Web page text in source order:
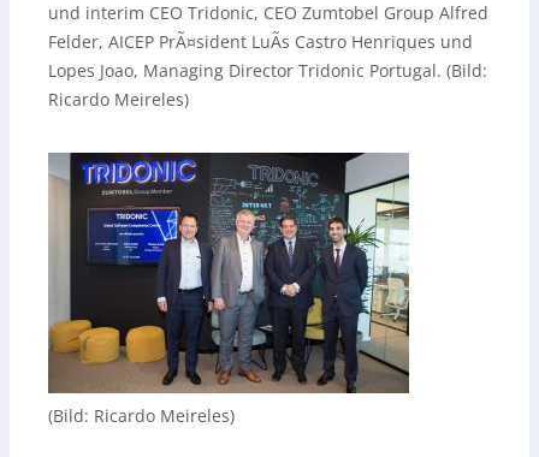
und interim CEO Tridonic, CEO Zumtobel Group Alfred
Felder, AICEP PrÃ¤sident LuÃ­s Castro Henriques und
Lopes Joao, Managing Director Tridonic Portugal. (Bild:
Ricardo Meireles)
(Bild: Ricardo Meireles)